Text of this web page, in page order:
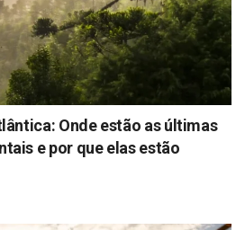
Onde estão as últimas
e por que elas estão